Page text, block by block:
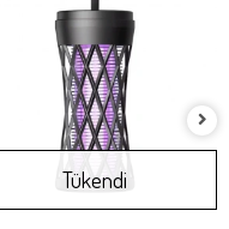
Tükendi